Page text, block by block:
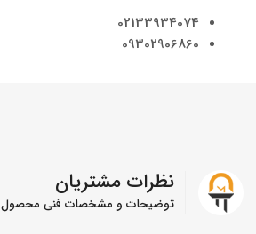
02133934074
09302906860
نظرات مشتریان
توضیحات و مشخصات فنی محصول